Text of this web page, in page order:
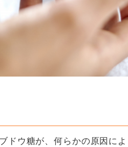
ドウ糖が、何らかの原因に